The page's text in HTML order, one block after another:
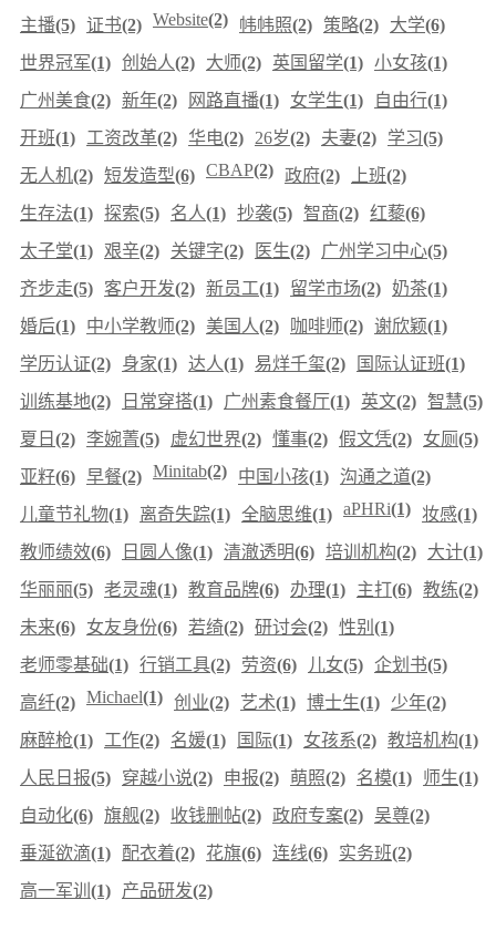
主播(5) 证书(2) Website(2) 帏帏照(2) 策略(2) 大学(6)
世界冠军(1) 创始人(2) 大师(2) 英国留学(1) 小女孩(1)
广州美食(2) 新年(2) 网路直播(1) 女学生(1) 自由行(1)
开班(1) 工资改革(2) 华电(2) 26岁(2) 夫妻(2) 学习(5)
无人机(2) 短发造型(6) CBAP(2) 政府(2) 上班(2)
生存法(1) 探索(5) 名人(1) 抄袭(5) 智商(2) 红藜(6)
太子堂(1) 艰辛(2) 关键字(2) 医生(2) 广州学习中心(5)
齐步走(5) 客户开发(2) 新员工(1) 留学市场(2) 奶茶(1)
婚后(1) 中小学教师(2) 美国人(2) 咖啡师(2) 谢欣颖(1)
学历认证(2) 身家(1) 达人(1) 易烊千玺(2) 国际认证班(1)
训练基地(2) 日常穿搭(1) 广州素食餐厅(1) 英文(2) 智慧(5)
夏日 (2) 李婉菁(5) 虚幻世界(2) 懂事(2) 假文凭(2) 女厕(5)
亚籽(6) 早餐(2) Minitab(2) 中国小孩(1) 沟通之道(2)
儿童节礼物(1) 离奇失踪(1) 全脑思维(1) aPHRi(1) 妆感(1)
教师绩效(6) 日圆人像(1) 清澈透明(6) 培训机构(2) 大计(1)
华丽丽(5) 老灵魂(1) 教育品牌(6) 办理(1) 主打(6) 教练(2)
未来(6) 女友身份(6) 若绮(2) 研讨会(2) 性别 (1)
老师零基础(1) 行销工具(2) 劳资(6) 儿女(5) 企划书(5)
高纤(2) Michael(1) 创业(2) 艺术(1) 博士生(1) 少年(2)
麻醉枪(1) 工作(2) 名媛(1) 国际(1) 女孩系(2) 教培机构(1)
人民日报(5) 穿越小说(2) 申报(2) 萌照(2) 名模(1) 师生(1)
自动化(6) 旗舰(2) 收钱删帖(2) 政府专案(2) 吴尊(2)
垂涎欲滴(1) 配衣着(2) 花旗(6) 连线(6) 实务班(2)
高一军训 (1) 产品研发(2)